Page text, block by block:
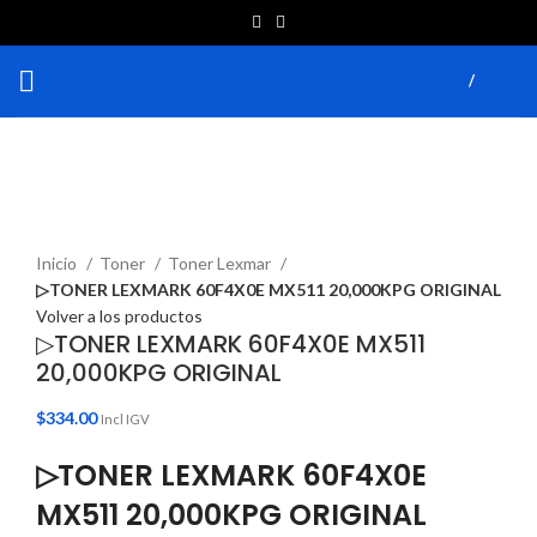
/
Inicio
Toner
Toner Lexmar
▷TONER LEXMARK 60F4X0E MX511 20,000KPG ORIGINAL
Volver a los productos
▷TONER LEXMARK 60F4X0E MX511
20,000KPG ORIGINAL
$334.00 Incl IGV
▷TONER LEXMARK 60F4X0E
MX511 20,000KPG ORIGINAL